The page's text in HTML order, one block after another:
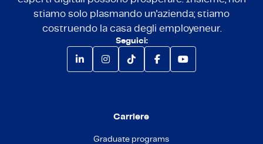
stiamo solo plasmando un'azienda; stiamo
costruendo la casa degli employeneur.
Seguici:
Carriere
Graduate programs